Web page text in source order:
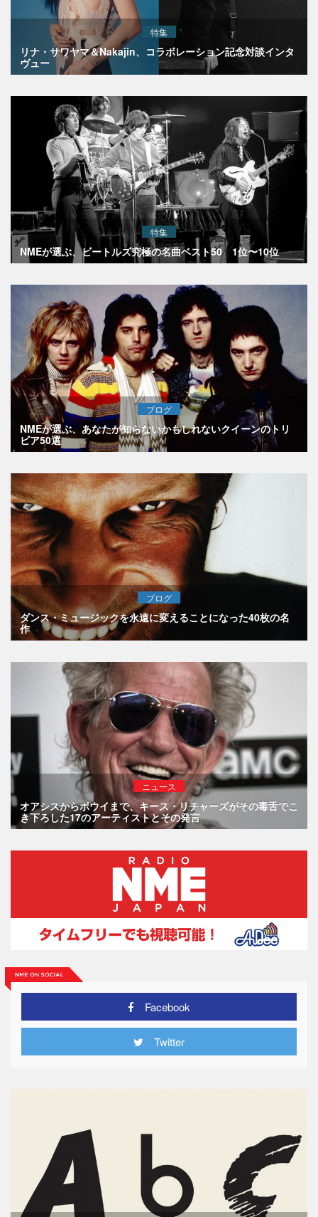
特集
リナ・サワヤマ＆Nakajin、コラボレーション記念対談インタ
ヴュー
特集
NMEが選ぶ、ビートルズ究極の名曲ベスト50 1位〜10位
ブログ
NMEが選ぶ、あなたが知らないかもしれないクイーンのトリ
ビア50選
ブログ
ダンス・ミュージックを永遠に変えることになった40枚の名
作
ニュース
オアシスからボウイまで、キース・リチャーズがその毒舌でこ
き下ろした17のアーティストとその発言
Facebook
Twitter